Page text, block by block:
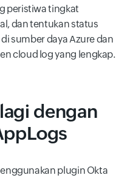
peristiwa tingkat
dan tentukan status
sumber daya Azure dan
cloud log yang lengkap.
dengan
plugin Okta